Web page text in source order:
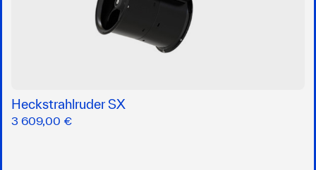
Heckstrahlruder SX
3 609,00 €